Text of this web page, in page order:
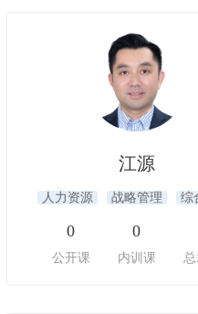
江源
人力资源 战略管理 综
0
公开课
0
内训课